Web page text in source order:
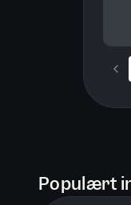
Populært